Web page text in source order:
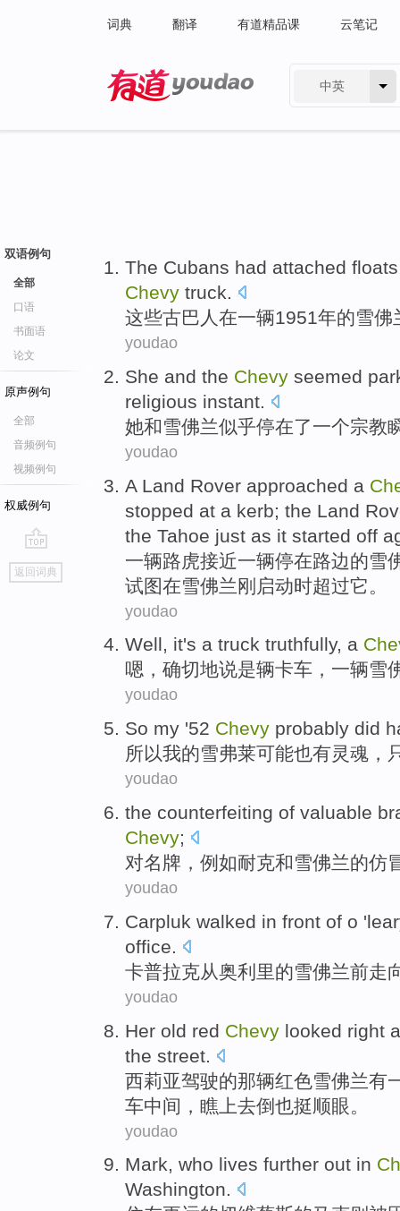
词典 翻译 有道精品课 云笔记
中英
双语例句
全部
口语
书面语
论文
原声例句
全部
音频例句
视频例句
权威例句
go
top
返回词典
The Cubans had attached floats
Chevy truck.
这些古巴人 在一辆1951年的雪佛
youdao
She and the Chevy seemed
religious instant.
她和雪佛兰似乎停在了一个宗教
youdao
A Land Rover approached a
stopped at a kerb; the Land
the Tahoe just as it started off
一辆路虎接近一辆停在路边的雪
试图在雪佛兰 刚 启动时超过它 。
youdao
Well, it's a truck truthfully, a
嗯 ，确切地说是辆卡车 ， 一辆雪
youdao
So my '52 Chevy probably did
所以我的雪弗莱可能也有灵魂 ，
youdao
the counterfeiting of valuable
Chevy;
对名牌 ， 例如耐克和雪佛兰的仿
youdao
Carpluk walked in front of o
office.
卡普拉克从奥利 里的雪佛兰前走
youdao
Her old red Chevy looked right
the street
西莉亚驾驶的那辆红色雪佛兰有
车中间 ， 瞧上去倒也挺 顺眼 。
youdao
Mark, who lives further out in
Washington.